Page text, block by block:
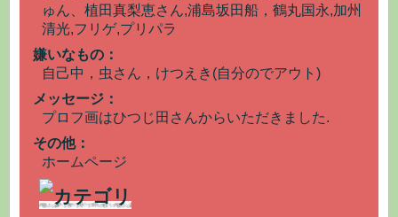
ゅん、植田真梨恵さん,浦島坂田船，鶴丸国永,加州
清光,フリゲ,プリパラ
嫌いなもの：
自己中，虫さん，けつえき(自分のでアウト)
メッセージ：
プロフ画はひつじ田さんからいただきました.
その他：
ホームページ